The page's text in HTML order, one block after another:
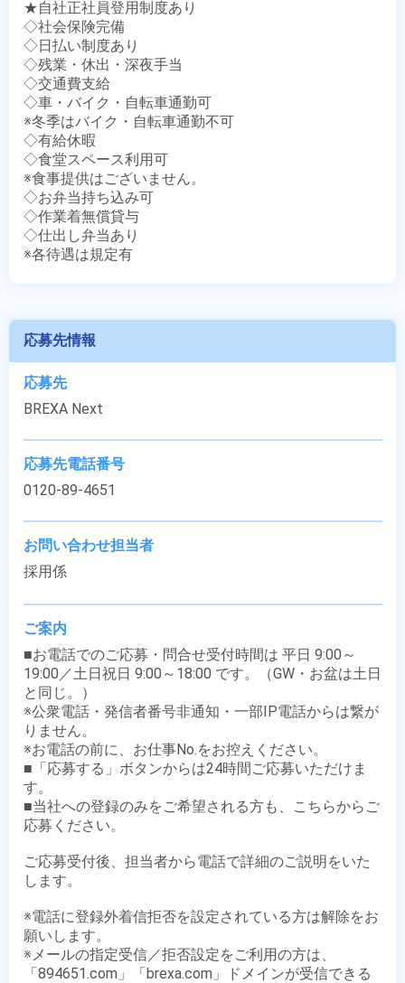
★自社正社員登用制度あり
◇社会保険完備
◇日払い制度あり
◇残業・休出・深夜手当
◇交通費支給
◇車・バイク・自転車通勤可
※冬季はバイク・自転車通勤不可
◇有給休暇
◇食堂スペース利用可
※食事提供はございません。
◇お弁当持ち込み可
◇作業着無償貸与
◇仕出し弁当あり
※各待遇は規定有
応募先情報
応募先
BREXA Next
応募先電話番号
0120-89-4651
お問い合わせ担当者
採用係
ご案内
■お電話でのご応募・問合せ受付時間は 平日 9:00～
19:00／土日祝日 9:00～18:00 です。（GW・お盆は土日
と同じ。）
※公衆電話・発信者番号非通知・一部IP電話からは繋が
りません。
※お電話の前に、お仕事No.をお控えください。
■「応募する」ボタンからは24時間ご応募いただけま
す。
■当社への登録のみをご希望される方も、こちらからご
応募ください。
ご応募受付後、担当者から電話で詳細のご説明をいた
します。
※電話に登録外着信拒否を設定されている方は解除をお
願いします。
※メールの指定受信／拒否設定をご利用の方は、
「894651.com」「brexa.com」ドメインが受信できる